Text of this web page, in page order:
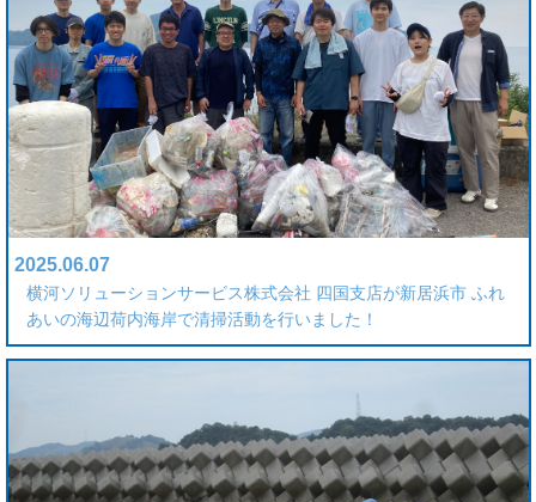
2025.06.07
横河ソリューションサービス株式会社 四国支店が新居浜市 ふれ
あいの海辺荷内海岸で清掃活動を行いました！